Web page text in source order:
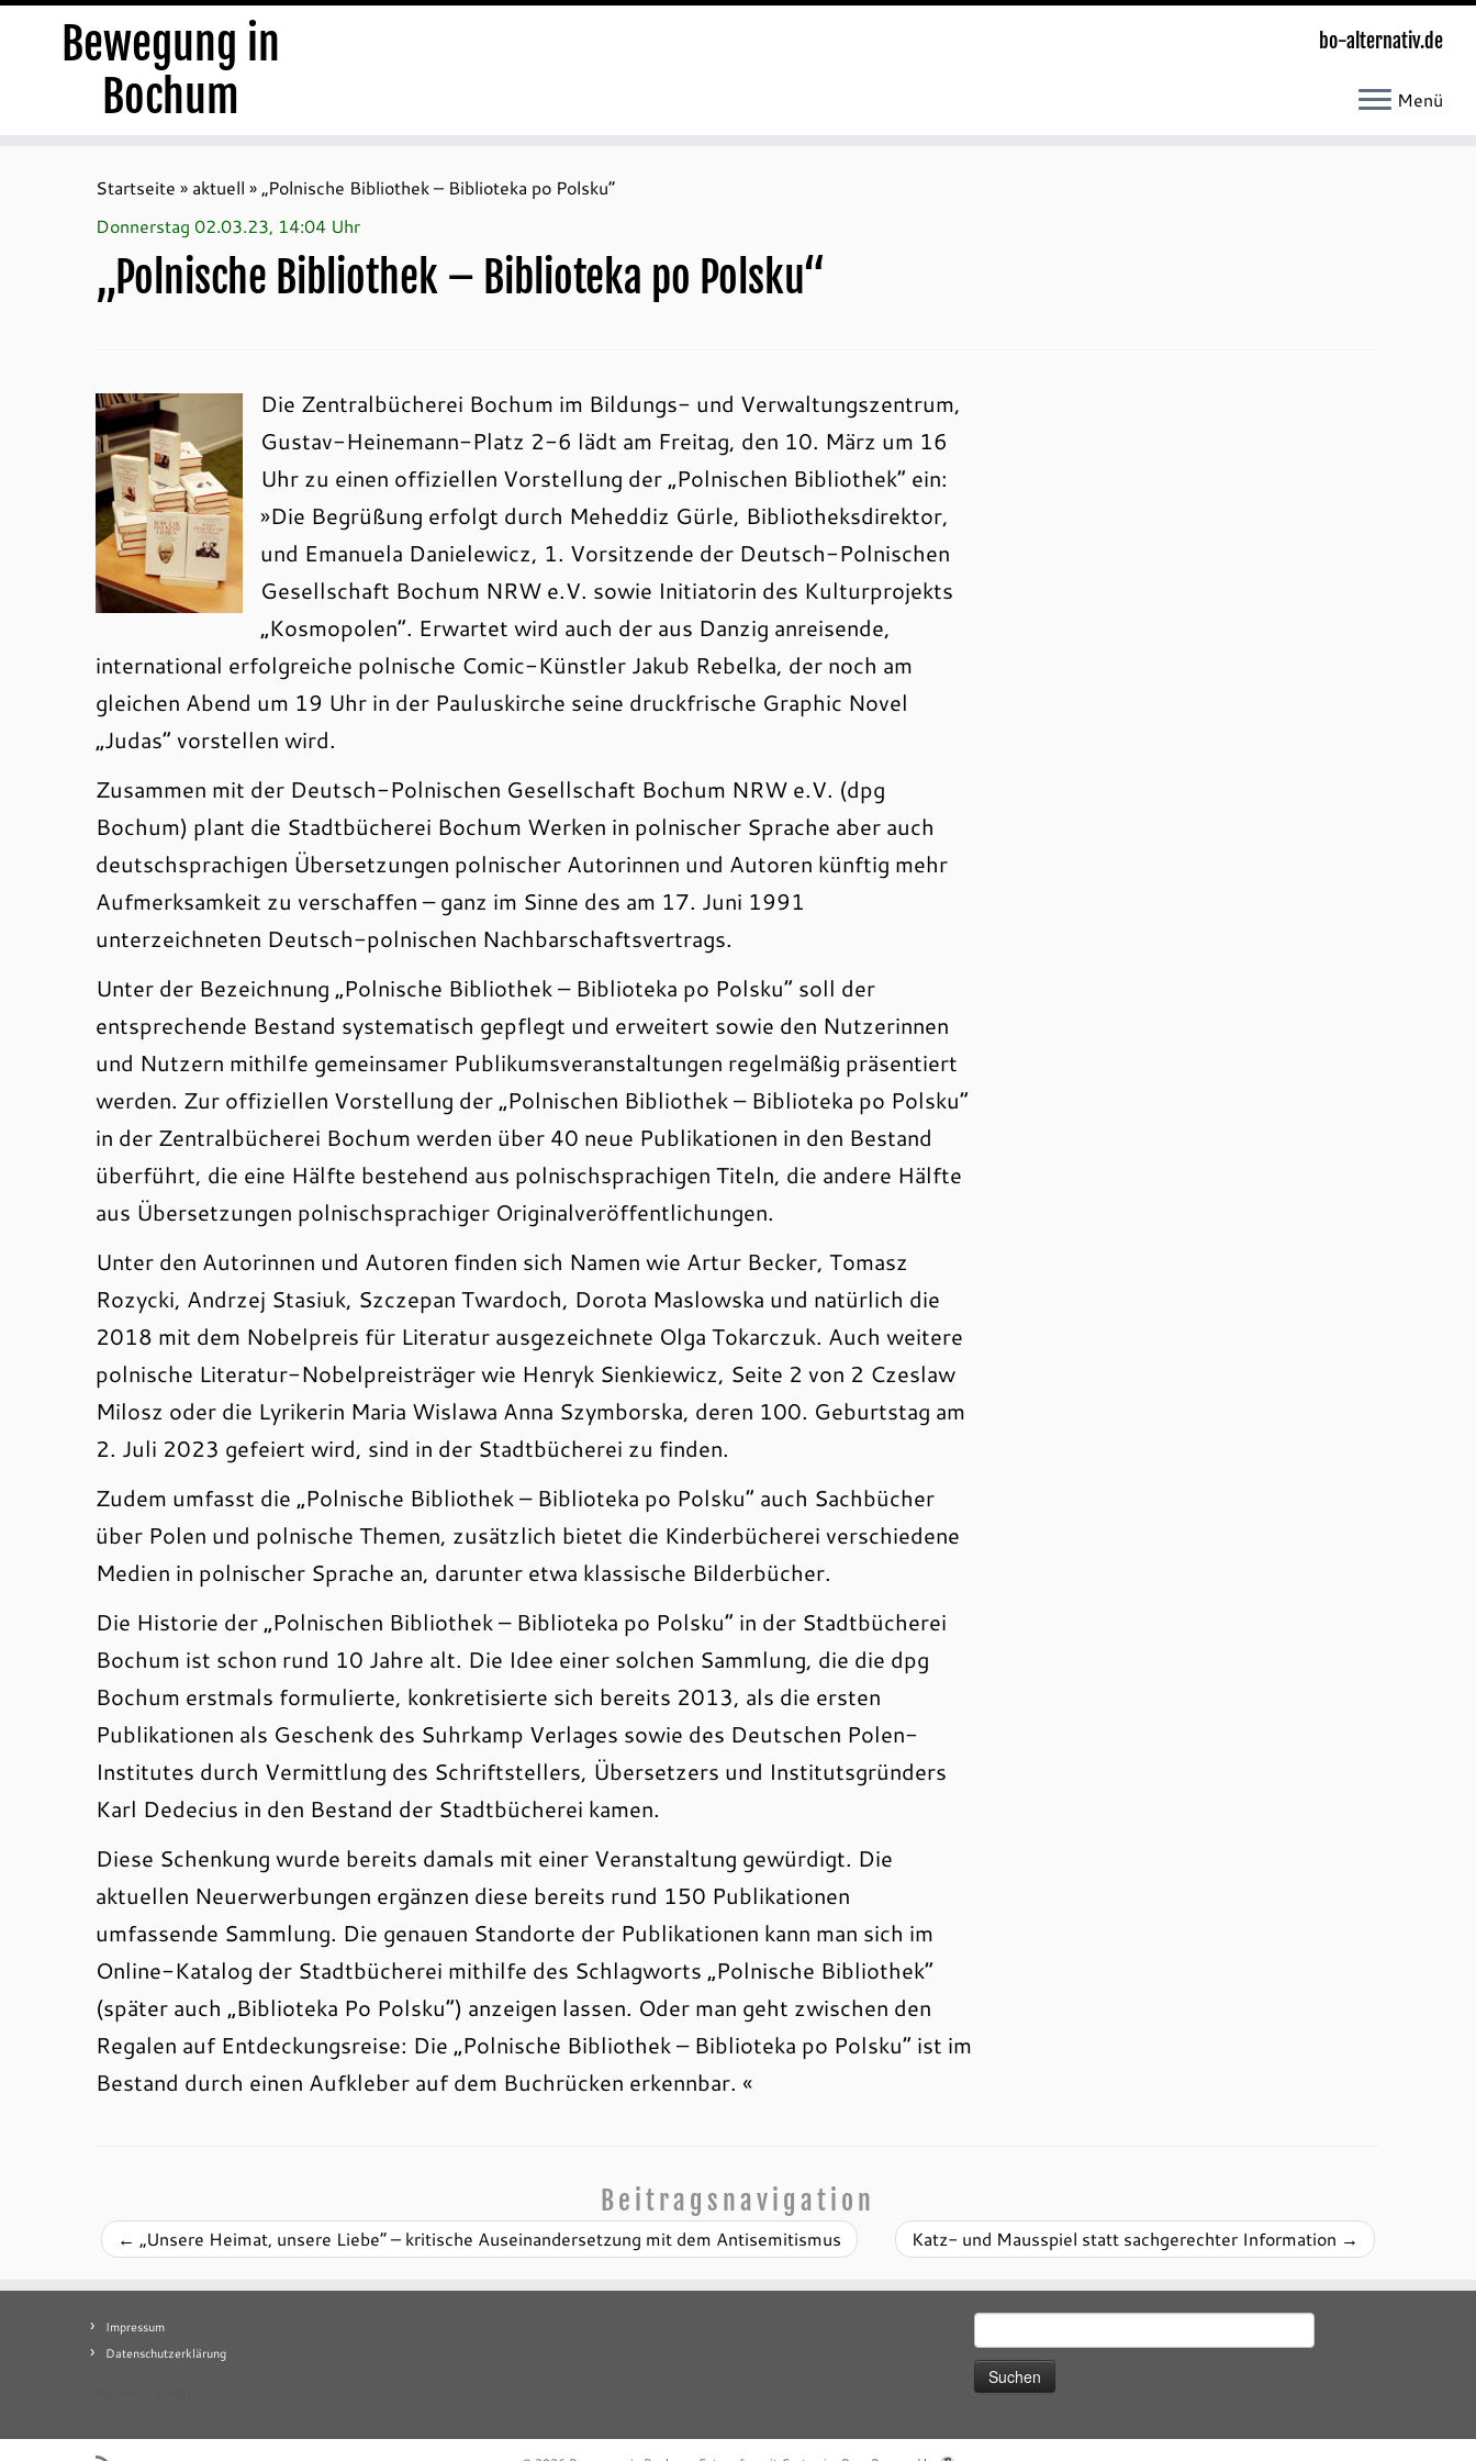
Bewegung in
Bochum
bo-alternativ.de
Menü
Startseite » aktuell » „Polnische Bibliothek – Biblioteka po Polsku“
Donnerstag 02.03.23, 14:04 Uhr
„Polnische Bibliothek – Biblioteka po Polsku“
Die Zentralbücherei Bochum im Bildungs- und Verwaltungszentrum,
Gustav-Heinemann-Platz 2-6 lädt am Freitag, den 10. März um 16
Uhr zu einen offiziellen Vorstellung der „Polnischen Bibliothek“ ein:
»Die Begrüßung erfolgt durch Meheddiz Gürle, Bibliotheksdirektor,
und Emanuela Danielewicz, 1. Vorsitzende der Deutsch-Polnischen
Gesellschaft Bochum NRW e.V. sowie Initiatorin des Kulturprojekts
„Kosmopolen“. Erwartet wird auch der aus Danzig anreisende,
international erfolgreiche polnische Comic-Künstler Jakub Rebelka, der noch am
gleichen Abend um 19 Uhr in der Pauluskirche seine druckfrische Graphic Novel
„Judas“ vorstellen wird.
Zusammen mit der Deutsch-Polnischen Gesellschaft Bochum NRW e.V. (dpg
Bochum) plant die Stadtbücherei Bochum Werken in polnischer Sprache aber auch
deutschsprachigen Übersetzungen polnischer Autorinnen und Autoren künftig mehr
Aufmerksamkeit zu verschaffen – ganz im Sinne des am 17. Juni 1991
unterzeichneten Deutsch-polnischen Nachbarschaftsvertrags.
Unter der Bezeichnung „Polnische Bibliothek – Biblioteka po Polsku“ soll der
entsprechende Bestand systematisch gepflegt und erweitert sowie den Nutzerinnen
und Nutzern mithilfe gemeinsamer Publikumsveranstaltungen regelmäßig präsentiert
werden. Zur offiziellen Vorstellung der „Polnischen Bibliothek – Biblioteka po Polsku“
in der Zentralbücherei Bochum werden über 40 neue Publikationen in den Bestand
überführt, die eine Hälfte bestehend aus polnischsprachigen Titeln, die andere Hälfte
aus Übersetzungen polnischsprachiger Originalveröffentlichungen.
Unter den Autorinnen und Autoren finden sich Namen wie Artur Becker, Tomasz
Rozycki, Andrzej Stasiuk, Szczepan Twardoch, Dorota Maslowska und natürlich die
2018 mit dem Nobelpreis für Literatur ausgezeichnete Olga Tokarczuk. Auch weitere
polnische Literatur-Nobelpreisträger wie Henryk Sienkiewicz, Seite 2 von 2 Czeslaw
Milosz oder die Lyrikerin Maria Wislawa Anna Szymborska, deren 100. Geburtstag am
2. Juli 2023 gefeiert wird, sind in der Stadtbücherei zu finden.
Zudem umfasst die „Polnische Bibliothek – Biblioteka po Polsku“ auch Sachbücher
über Polen und polnische Themen, zusätzlich bietet die Kinderbücherei verschiedene
Medien in polnischer Sprache an, darunter etwa klassische Bilderbücher.
Die Historie der „Polnischen Bibliothek – Biblioteka po Polsku“ in der Stadtbücherei
Bochum ist schon rund 10 Jahre alt. Die Idee einer solchen Sammlung, die die dpg
Bochum erstmals formulierte, konkretisierte sich bereits 2013, als die ersten
Publikationen als Geschenk des Suhrkamp Verlages sowie des Deutschen Polen-
Institutes durch Vermittlung des Schriftstellers, Übersetzers und Institutsgründers
Karl Dedecius in den Bestand der Stadtbücherei kamen.
Diese Schenkung wurde bereits damals mit einer Veranstaltung gewürdigt. Die
aktuellen Neuerwerbungen ergänzen diese bereits rund 150 Publikationen
umfassende Sammlung. Die genauen Standorte der Publikationen kann man sich im
Online-Katalog der Stadtbücherei mithilfe des Schlagworts „Polnische Bibliothek“
(später auch „Biblioteka Po Polsku“) anzeigen lassen. Oder man geht zwischen den
Regalen auf Entdeckungsreise: Die „Polnische Bibliothek – Biblioteka po Polsku“ ist im
Bestand durch einen Aufkleber auf dem Buchrücken erkennbar. «
Beitragsnavigation
← „Unsere Heimat, unsere Liebe“ – kritische Auseinandersetzung mit dem Antisemitismus Katz- und Mausspiel statt sachgerechter Information →
Impressum
Datenschutzerklärung
nach: